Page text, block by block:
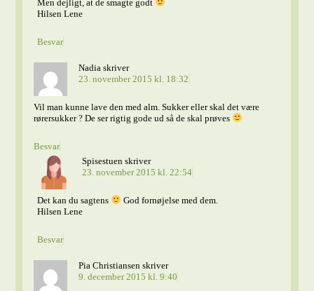
Men dejligt, at de smagte godt
Hilsen Lene
Besvar
Nadia skriver
23. november 2015 kl. 18:32
Vil man kunne lave den med alm. Sukker eller skal det være
rørersukker ? De ser rigtig gode ud så de skal prøves
Besvar
Spisestuen skriver
23. november 2015 kl. 22:54
Det kan du sagtens
God fornøjelse med dem.
Hilsen Lene
Besvar
Pia Christiansen skriver
9. december 2015 kl. 9:40